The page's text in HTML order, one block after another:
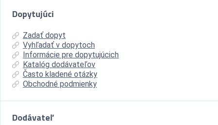
Dopytujúci
Zadať dopyt
Vyhľadať v dopytoch
Informácie pre dopytujúcich
Katalóg dodávateľov
Často kladené otázky
Obchodné podmienky
Dodávateľ